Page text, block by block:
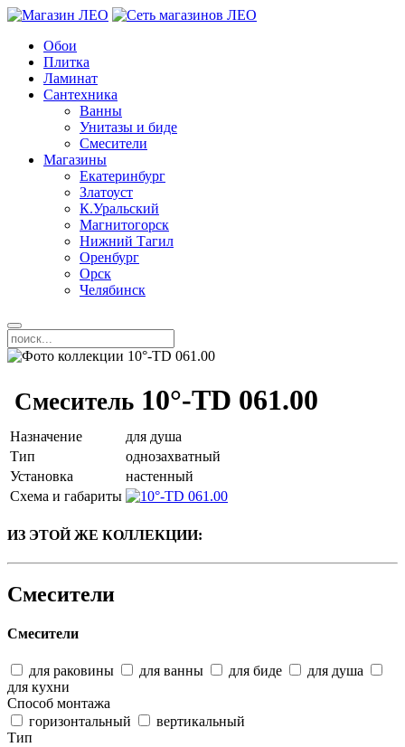
Обои
Плитка
Ламинат
Сантехника
Ванны
Унитазы и биде
Смесители
Магазины
Екатеринбург
Златоуст
К.Уральский
Магнитогорск
Нижний Тагил
Оренбург
Орск
Челябинск
Смеситель 10°-TD 061.00
Назначение
для душа
Тип
однозахватный
Установка
настенный
Схема и габариты
ИЗ ЭТОЙ ЖЕ КОЛЛЕКЦИИ:
Смесители
Смесители
для раковины для ванны для биде
для душа
для кухни
Способ монтажа
горизонтальный
вертикальный
Тип